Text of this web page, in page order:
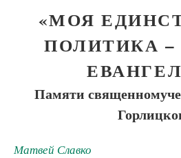
«МОЯ
ПОЛИТИКА –
Памяти
Матвей Славко